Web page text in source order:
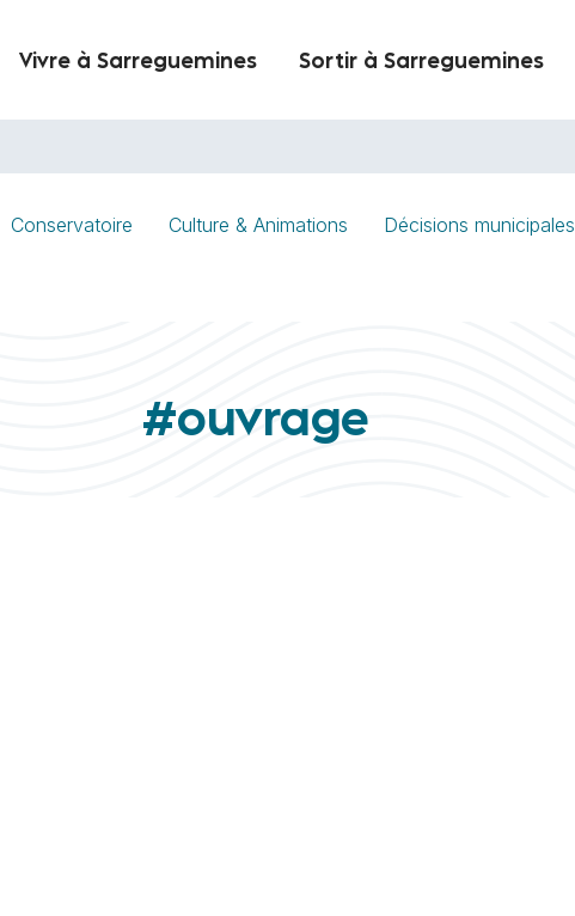
Vivre à Sarreguemines Sortir à Sarreguemines
Conservatoire Culture & Animations Décisions municipales
#ouvrage